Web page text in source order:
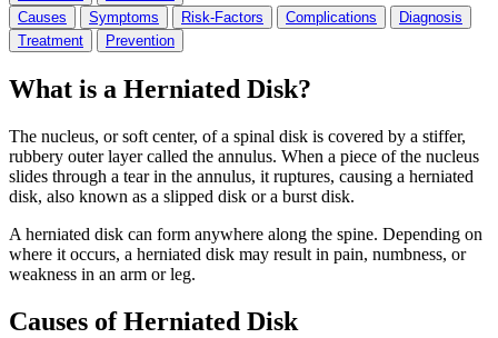
Causes
Symptoms Risk-Factors Complications
Diagnosis
Treatment
Prevention
What is a Herniated Disk?
The nucleus, or soft center, of a spinal disk is covered by a stiffer,
rubbery outer layer called the annulus. When a piece of the nucleus
slides through a tear in the annulus, it ruptures, causing a herniated
disk, also known as a slipped disk or a burst disk.
A herniated disk can form anywhere along the spine. Depending on
where it occurs, a herniated disk may result in pain, numbness, or
weakness in an arm or leg.
Causes ofHerniated Disk